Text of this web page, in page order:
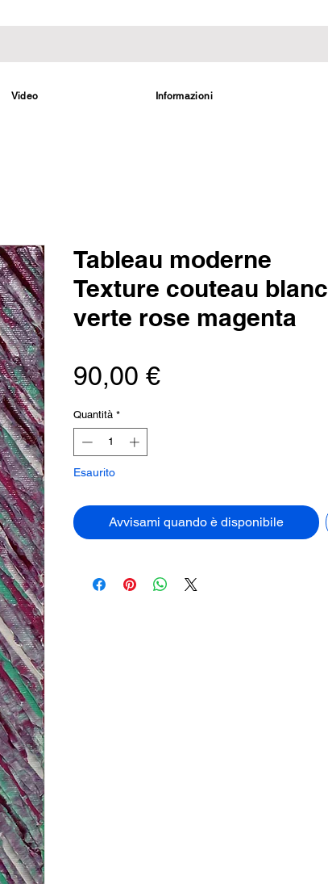
Video Informazioni
Tableau moderne
Texture couteau blanc
verte rose magenta
90,00 €Prezzo
Quantità *
Esaurito
Avvisami quando è disponibile